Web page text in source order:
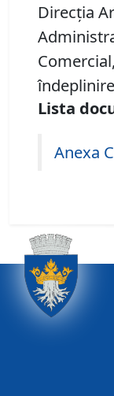
Direcția
Lista
Anexa